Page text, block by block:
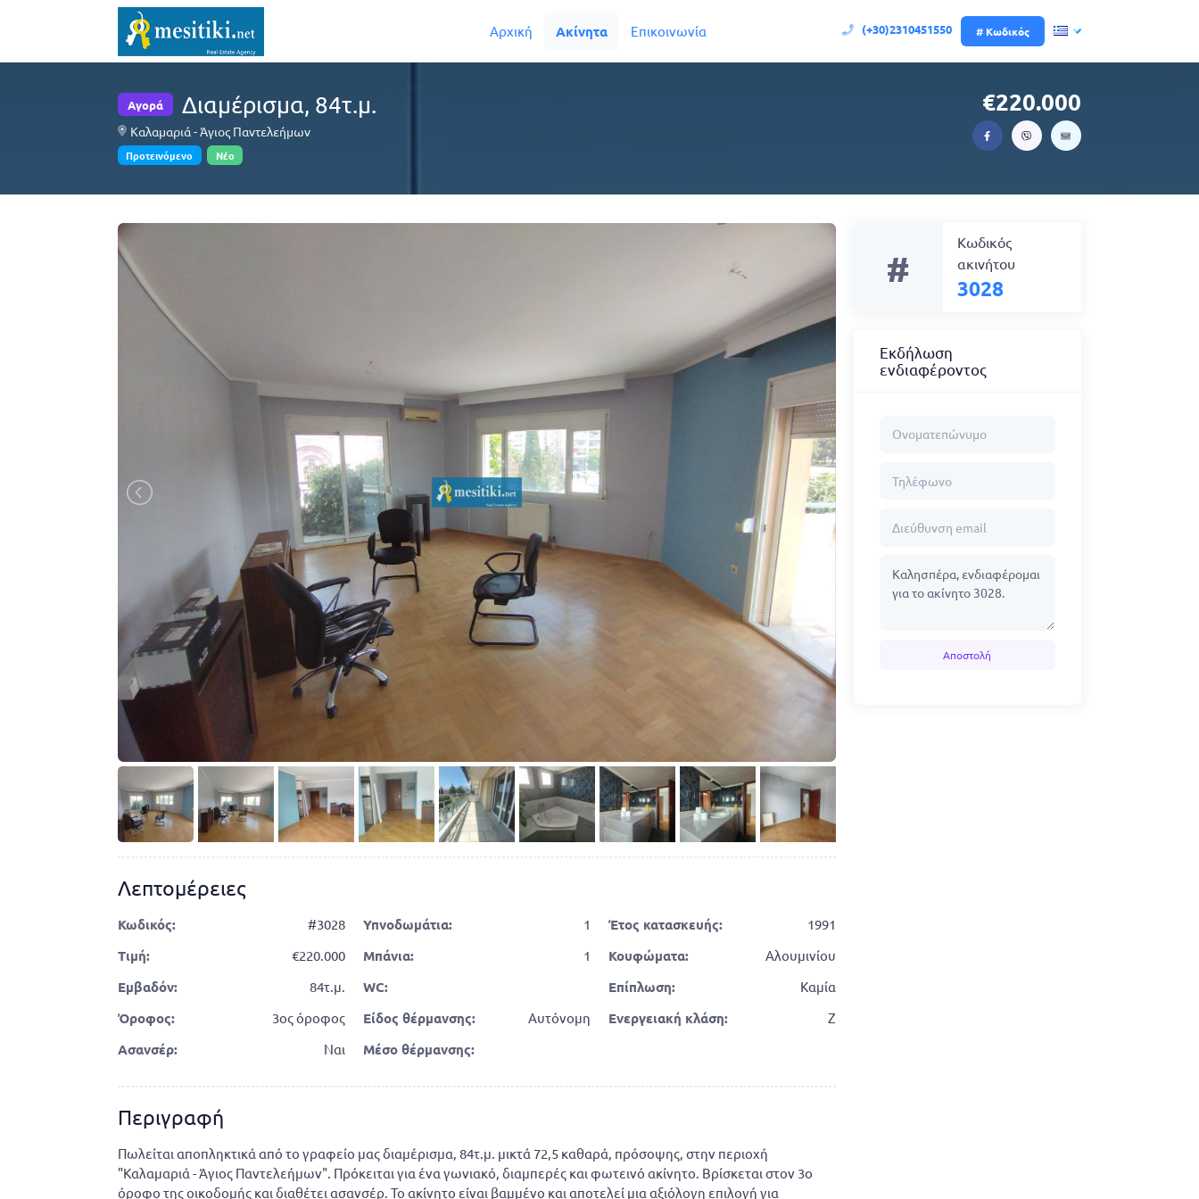
Αρχική Ακίνητα Επικοινωνία (+30)2310451550 # Κωδικός
Αγορά Διαμέρισμα, 84τ.μ.
Καλαμαριά - Άγιος Παντελεήμων
Προτεινόμενο Νέο
220.000
Λεπτομέρειες
Κωδικός: #3028
Τιμή: 220.000
Εμβαδόν: 84τ.μ.
Όροφος: 3ος όροφος
Ασανσέρ: Ναι
Υπνοδωμάτια: 1
Μπάνια: 1
WC:
Είδος θέρμανσης:
Αυτόνομη
Μέσο θέρμανσης:
Έτος κατασκευής: 1991
Κουφώματα: Αλουμινίου
Επίπλωση: Καμία
Ενεργειακή κλάση: Ζ
Περιγραφή
Πωλείται αποπληκτικά από το γραφείο μας διαμέρισμα, 84τ.μ. μικτά 72,5 καθαρά, πρόσοψης, στην περιοχή
"Καλαμαριά - Άγιος Παντελεήμων". Πρόκειται για ένα γωνιακό, διαμπερές και φωτεινό ακίνητο. Βρίσκεται στον 3ο
όροφο της οικοδομής και διαθέτει ασανσέρ. Το ακίνητο είναι βαμμένο και αποτελεί μια αξιόλογη επιλογή για
#
Κωδικός
ακινήτου
3028
Εκδήλωση
ενδιαφέροντος
Αποστολή